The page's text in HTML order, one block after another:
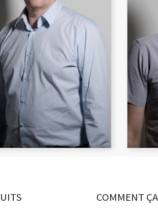
Jean François aCOMMENT